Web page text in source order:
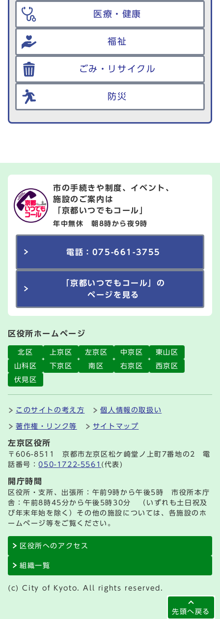
医療・健康
福祉
ごみ・リサイクル
防災
先頭へ戻る
市の手続きや制度、イベント、
施設のご案内は
「京都いつでもコール」
年中無休 朝8時から夜9時
電話：075-661-3755
「京都いつでもコール」の
ページを見る
区役所ホームページ
北区 上京区 左京区 中京区
東山区
山科区
下京区 南区 右京区
西京区
伏見区
このサイトの考え方 個人情報の取扱い
著作権・リンク等 サイトマップ
左京区役所
〒606-8511 京都市左京区松ケ崎堂ノ上町7番地の2 電
話番号：050-1722-5561 (代表)
開庁時間
区役所・支所、出張所：午前9時から午後5時 市役所本庁
舎：午前8時45分から午後5時30分 （いずれも土日祝及
び年末年始を除く）その他の施設については、各施設のホ
ームページ等をご覧ください。
区役所へのアクセス
組織一覧
(c) City of Kyoto. All rights reserved.